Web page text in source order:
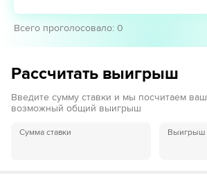
Всего проголосовало: 0
Рассчитать выигрыш
Введите сумму ставки и мы посчитаем ваш
возможный общий выигрыш
Сумма ставки Выигрыш